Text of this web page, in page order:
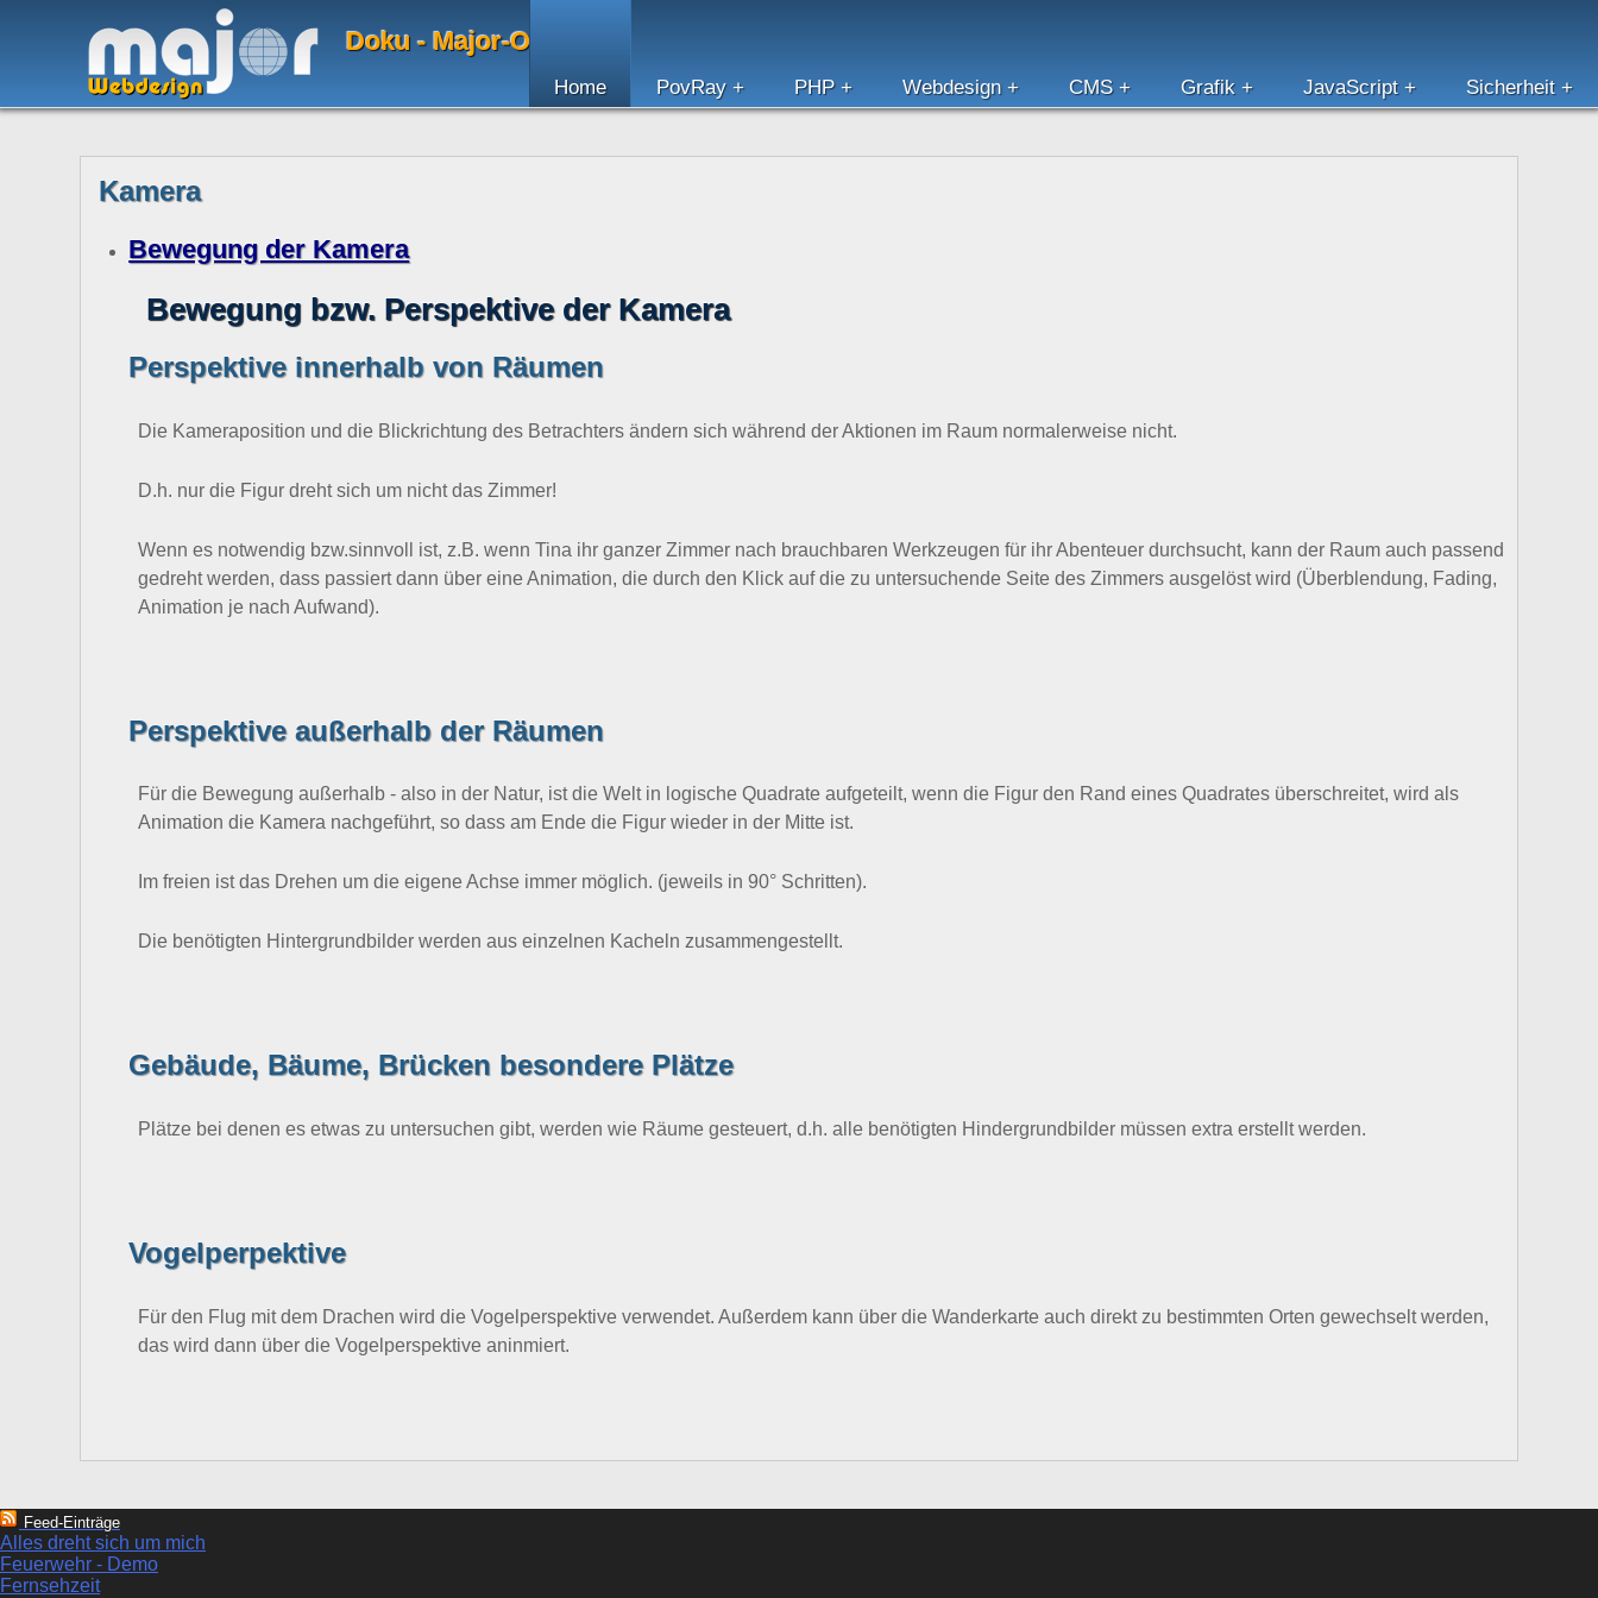
Doku - Major-Online
Home PovRay PHP Webdesign CMS Grafik JavaScript Sicherheit
Kamera
Bewegung der Kamera
Bewegung bzw. Perspektive der Kamera
Perspektive innerhalb von Räumen
Die Kameraposition und die Blickrichtung des Betrachters ändern sich während der Aktionen im Raum normalerweise nicht.
D.h. nur die Figur dreht sich um nicht das Zimmer!
Wenn es notwendig bzw.sinnvoll ist, z.B. wenn Tina ihr ganzer Zimmer nach brauchbaren Werkzeugen für ihr Abenteuer durchsucht, kann der Raum auch passend
gedreht werden, dass passiert dann über eine Animation, die durch den Klick auf die zu untersuchende Seite des Zimmers ausgelöst wird (Überblendung, Fading,
Animation je nach Aufwand).
Perspektive außerhalb der Räumen
Für die Bewegung außerhalb - also in der Natur, ist die Welt in logische Quadrate aufgeteilt, wenn die Figur den Rand eines Quadrates überschreitet, wird als
Animation die Kamera nachgeführt, so dass am Ende die Figur wieder in der Mitte ist.
Im freien ist das Drehen um die eigene Achse immer möglich. (jeweils in 90° Schritten).
Die benötigten Hintergrundbilder werden aus einzelnen Kacheln zusammengestellt.
Gebäude, Bäume, Brücken besondere Plätze
Plätze bei denen es etwas zu untersuchen gibt, werden wie Räume gesteuert, d.h. alle benötigten Hindergrundbilder müssen extra erstellt werden.
Vogelperpektive
Für den Flug mit dem Drachen wird die Vogelperspektive verwendet. Außerdem kann über die Wanderkarte auch direkt zu bestimmten Orten gewechselt werden,
das wird dann über die Vogelperspektive aninmiert.
Feed-Einträge
Alles dreht sich um mich
Feuerwehr - Demo
Fernsehzeit